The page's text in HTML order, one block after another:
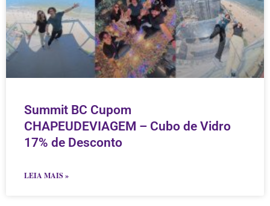
Summit BC Cupom
CHAPEUDEVIAGEM – Cubo de Vidro
17% de Desconto
LEIA MAIS »